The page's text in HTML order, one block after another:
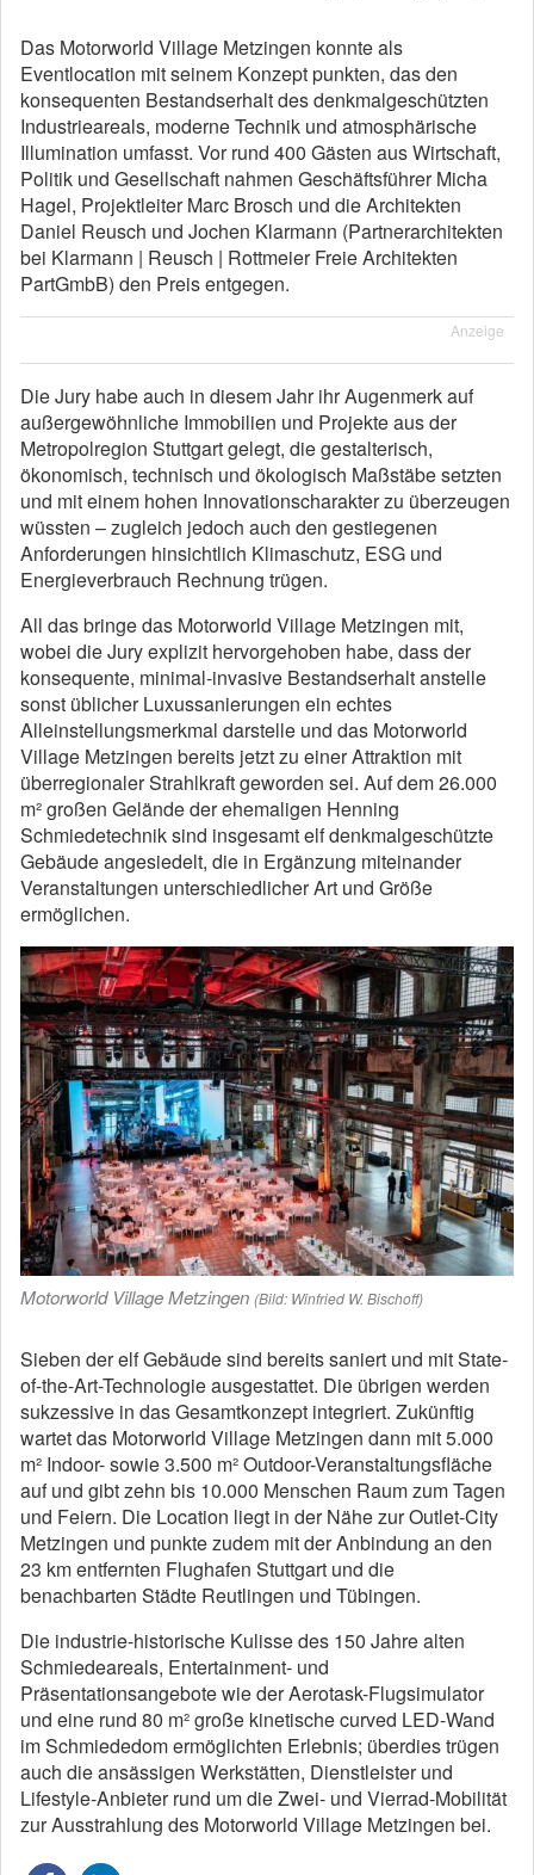
Das Motorworld Village Metzingen konnte als
Eventlocation mit seinem Konzept punkten, das den
konsequenten Bestandserhalt des denkmalgeschützten
Industrieareals, moderne Technik und atmosphärische
Illumination umfasst. Vor rund 400 Gästen aus Wirtschaft,
Politik und Gesellschaft nahmen Geschäftsführer Micha
Hagel, Projektleiter Marc Brosch und die Architekten
Daniel Reusch und Jochen Klarmann (Partnerarchitekten
bei Klarmann | Reusch | Rottmeier Freie Architekten
PartGmbB) den Preis entgegen.
Anzeige
Die Jury habe auch in diesem Jahr ihr Augenmerk auf
außergewöhnliche Immobilien und Projekte aus der
Metropolregion Stuttgart gelegt, die gestalterisch,
ökonomisch, technisch und ökologisch Maßstäbe setzten
und mit einem hohen Innovationscharakter zu überzeugen
wüssten – zugleich jedoch auch den gestiegenen
Anforderungen hinsichtlich Klimaschutz, ESG und
Energieverbrauch Rechnung trügen.
All das bringe das Motorworld Village Metzingen mit,
wobei die Jury explizit hervorgehoben habe, dass der
konsequente, minimal-invasive Bestandserhalt anstelle
sonst üblicher Luxussanierungen ein echtes
Alleinstellungsmerkmal darstelle und das Motorworld
Village Metzingen bereits jetzt zu einer Attraktion mit
überregionaler Strahlkraft geworden sei. Auf dem 26.000
m² großen Gelände der ehemaligen Henning
Schmiedetechnik sind insgesamt elf denkmalgeschützte
Gebäude angesiedelt, die in Ergänzung miteinander
Veranstaltungen unterschiedlicher Art und Größe
ermöglichen.
Motorworld Village Metzingen (Bild: Winfried W. Bischoff)
Sieben der elf Gebäude sind bereits saniert und mit State-
of-the-Art-Technologie ausgestattet. Die übrigen werden
sukzessive in das Gesamtkonzept integriert. Zukünftig
wartet das Motorworld Village Metzingen dann mit 5.000
m² Indoor- sowie 3.500 m² Outdoor-Veranstaltungsfläche
auf und gibt zehn bis 10.000 Menschen Raum zum Tagen
und Feiern. Die Location liegt in der Nähe zur Outlet-City
Metzingen und punkte zudem mit der Anbindung an den
23 km entfernten Flughafen Stuttgart und die
benachbarten Städte Reutlingen und Tübingen.
Die industrie-historische Kulisse des 150 Jahre alten
Schmiedeareals, Entertainment- und
Präsentationsangebote wie der Aerotask-Flugsimulator
und eine rund 80 m² große kinetische curved LED-Wand
im Schmiededom ermöglichten Erlebnis; überdies trügen
auch die ansässigen Werkstätten, Dienstleister und
Lifestyle-Anbieter rund um die Zwei- und Vierrad-Mobilität
zur Ausstrahlung des Motorworld Village Metzingen bei.